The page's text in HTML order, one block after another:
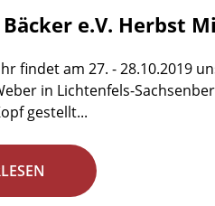
Bäcker e.V. Herbst
findet am 27. - 28.10.2019
in Lichtenfels-
gestellt...